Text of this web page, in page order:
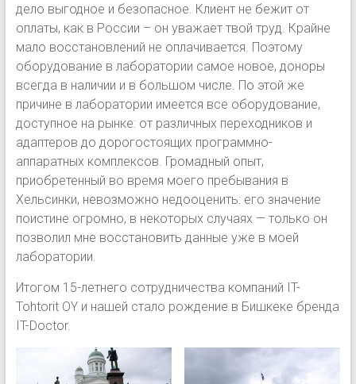
дело выгодное и безопасное. Клиент не бежит от
оплаты, как в России – он уважает твой труд. Крайне
мало восстановлений не оплачивается. Поэтому
оборудование в лаборатории самое новое, доноры
всегда в наличии и в большом числе. По этой же
причине в лаборатории имеется все оборудование,
доступное на рынке: от различных переходников и
адаптеров до дорогостоящих программно-
аппаратных комплексов. Громадный опыт,
приобретенный во время моего пребывания в
Хельсинки, невозможно недооценить: его значение
поистине огромно, в некоторых случаях — только он
позволил мне восстановить данные уже в моей
лаборатории.
Итогом 15-летнего сотрудничества компаний IT-
Tohtorit OY и нашей стало рождение в Бишкеке бренда
IT-Doctor.